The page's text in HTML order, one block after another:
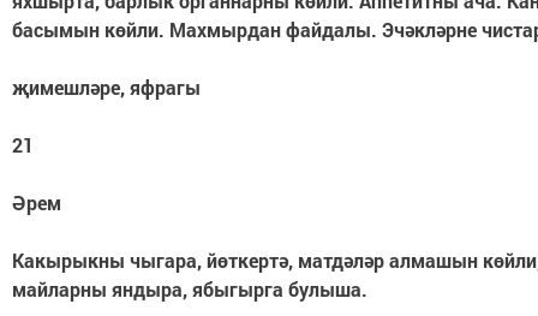
басымын көйли. Махмырдан файдалы. Эчәкләрне
җимешләре, яфрагы
21
Әрем
Какырыкны чыгара, йөткертә, матдәләр алмашын
майларны яндыра, ябыгырга булыша.